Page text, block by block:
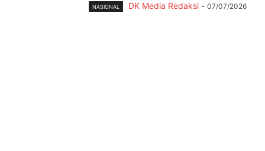
NASIONAL DK Media Redaksi - 07/07/2026